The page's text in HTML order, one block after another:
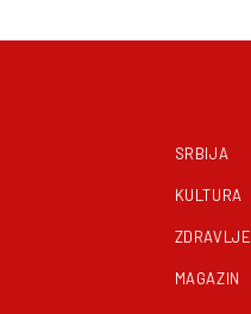
SRBIJA
KULTURA
ZDRAVLJE
MAGAZIN